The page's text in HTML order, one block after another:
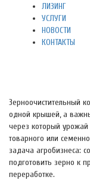
ЛИЗИНГ
УСЛУГИ
НОВОСТИ
КОНТАКТЫ
Зерноочистительный
одной крышей, а
через который
товарного или
задача агробизнеса:
подготовить зерно к
переработке.